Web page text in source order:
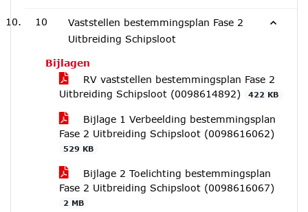
10
Vaststellen bestemmingsplan Fase 2
Uitbreiding Schipsloot
Bijlagen
RV vaststellen bestemmingsplan Fase 2
Uitbreiding Schipsloot (0098614892)
422 KB
Bijlage 1 Verbeelding bestemmingsplan
Fase 2 Uitbreiding Schipsloot (0098616062)
529 KB
Bijlage 2 Toelichting bestemmingsplan
Fase 2 Uitbreiding Schipsloot (0098616067)
2 MB